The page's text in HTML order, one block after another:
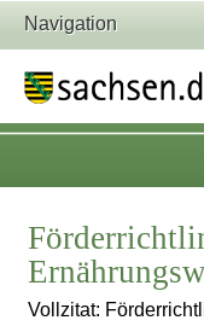
Navigation
Vollzitat: